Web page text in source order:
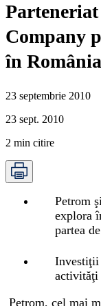
Company
în România
23 septembrie 2010
23 sept. 2010
2 min citire
Petrom
explora
partea
Investiţii
activităţi
Petrom, cel mai